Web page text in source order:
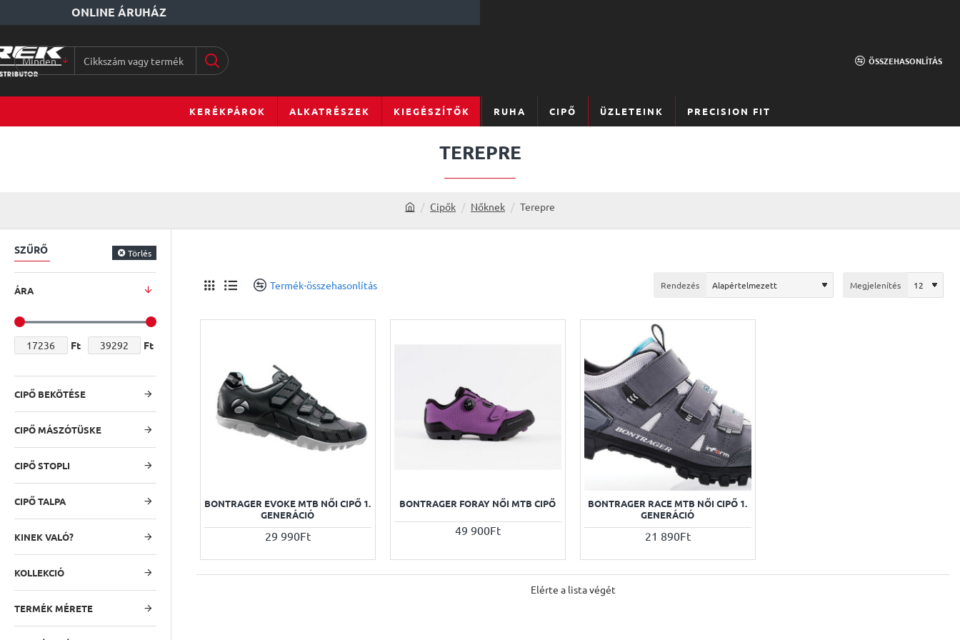
ONLINE ÁRUHÁZ
Minden
Cikkszám
terméknév...
ÖSSZEHASONLÍTÁS
KERÉKPÁROK ALKATRÉSZEK KIEGÉSZÍTŐK RUHA CIPŐ ÜZLETEINK PRECISION FIT
TEREPRE
o
Cipők Nőknek Terepre
SZŰRŐ Törlés
ÁRA
Ft Ft
CIPŐ BEKÖTÉSE
CIPŐ MÁSZÓTÜSKE
CIPŐ STOPLI
CIPŐ TALPA
KINEK VALÓ?
KOLLEKCIÓ
TERMÉK MÉRETE
Termék-összehasonlítás Rendezés Megjelenítés
BONTRAGER EVOKE MTB NŐI CIPŐ 1.
GENERÁCIÓ
29 990Ft
BONTRAGER FORAY NŐI MTB CIPŐ
49 900Ft
BONTRAGER RACE MTB NŐI CIPŐ 1.
GENERÁCIÓ
21 890Ft
Elérte a lista végét